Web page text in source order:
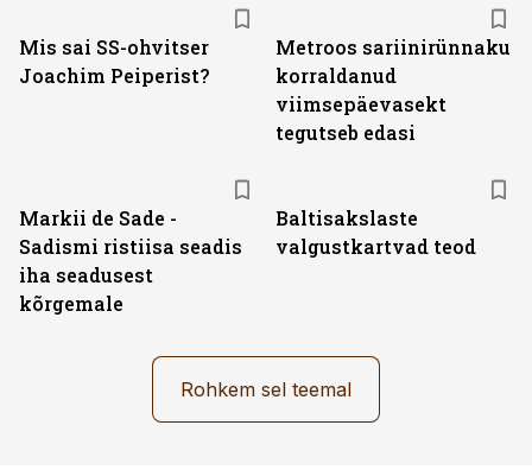
Mis sai SS-ohvitser
Joachim Peiperist?
Metroos sariinirünnaku
korraldanud
viimsepäevasekt
tegutseb edasi
Markii de Sade -
Sadismi ristiisa seadis
iha seadusest
kõrgemale
Baltisakslaste
valgustkartvad teod
Rohkem sel teemal